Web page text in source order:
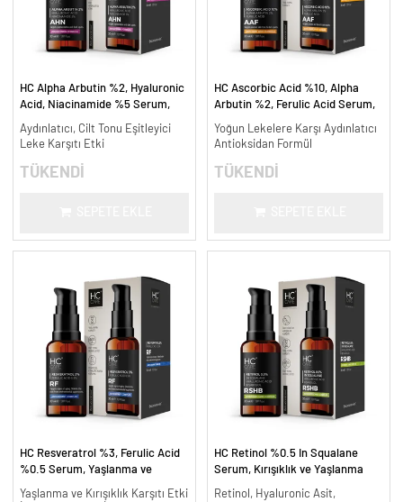
HC Alpha Arbutin %2, Hyaluronic
Acid, Niacinamide %5 Serum,
ml.
Aydınlatıcı, Cilt Tonu Eşitleyici
Leke Karşıtı Etki
TÜKENDİ
HC Ascorbic Acid %10, Alpha
Arbutin %2, Ferulic Acid Serum,
ml.
Yoğun Lekelere Karşı Aydınlatıcı
Antioksidan Formül
TÜKENDİ
HC Resveratrol %3, Ferulic Acid
%0.5 Serum, Yaşlanma ve
Yaşlanma ve Kırışıklık Karşıtı Etki
HC Retinol %0.5 In Squalane
Serum, Kırışıklık ve Yaşlanma
Retinol, Hyaluronic Asit,